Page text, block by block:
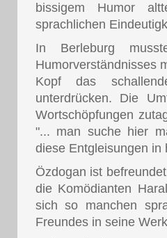
bissigem Humor
sprachlichen
In Berleburg
Humorverständnisses
Kopf das
unterdrücken. Die
Wortschöpfungen
"... man suche hier
diese Entgleisungen in
Özdogan ist
die Komödianten
sich so manchen
Freundes in seine